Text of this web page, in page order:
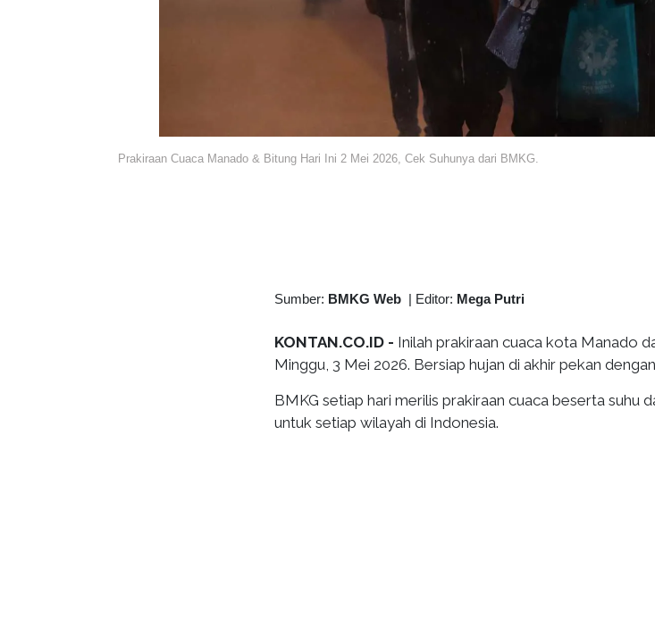
Prakiraan Cuaca Manado & Bitung Hari Ini 2 Mei 2026, Cek Suhunya dari BMKG.
Sumber: BMKG Web | Editor: Mega Putri
KONTAN.CO.ID - Inilah prakiraan cuaca kota Manado
Minggu, 3 Mei 2026. Bersiap hujan di akhir pekan
BMKG setiap hari merilis prakiraan cuaca beserta suhu
untuk setiap wilayah di Indonesia.